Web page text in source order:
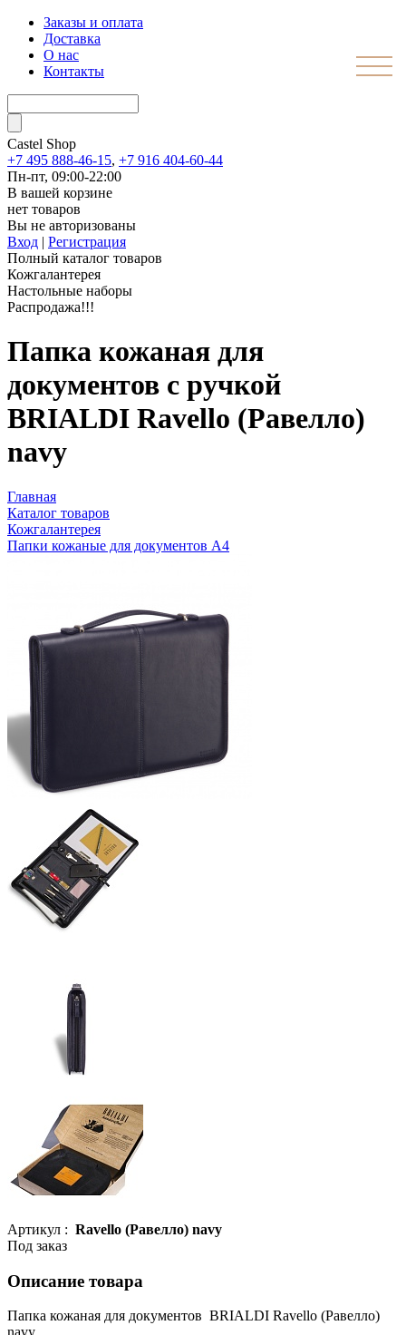
Заказы и оплата
Доставка
О нас
Контакты
Castel Shop
+7 495 888-46-15, +7 916 404-60-44
Пн-пт, 09:00-22:00
В вашей корзине
нет товаров
Вы не авторизованы
Вход | Регистрация
Полный каталог товаров
Кожгалантерея
Настольные наборы
Распродажа!!!
Папка кожаная для
документов с ручкой
BRIALDI Ravello (Равелло)
navy
Главная
Каталог товаров
Кожгалантерея
Папки кожаные для документов А4
Артикул : Ravello (Равелло) navy
Под заказ
Описание товара
Папка кожаная для документов BRIALDI Ravello (Равелло)